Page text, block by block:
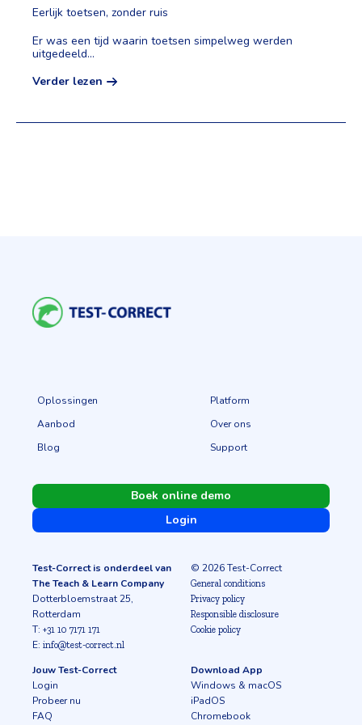
Eerlijk toetsen, zonder ruis
Er was een tijd waarin toetsen simpelweg werden
uitgedeeld...
Verder lezen
Oplossingen
Platform
Aanbod
Over ons
Blog
Support
Boek online demo
Login
Test-Correct is onderdeel van
The Teach & Learn Company
Dotterbloemstraat 25,
Rotterdam
T: +31 10 7171 171
E: info@test-correct.nl
© 2026 Test-Correct
General conditions
Privacy policy
Responsible disclosure
Cookie policy
Jouw Test-Correct
Login
Probeer nu
FAQ
Download App
Windows & macOS
iPadOS
Chromebook